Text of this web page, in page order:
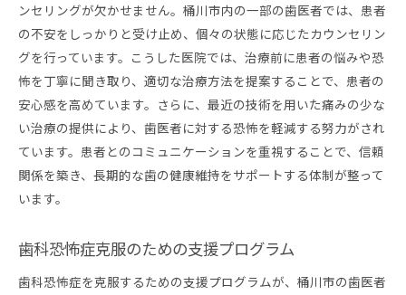
ンセリングが欠かせません。桶川市内の一部の歯医者では、患者
の不安をしっかりと受け止め、個々の状態に応じたカウンセリン
グを行っています。こうした医院では、治療前に患者の悩みや恐
怖を丁寧に聞き取り、適切な治療方法を提案することで、患者の
安心感を高めています。さらに、最近の技術を用いた痛みの少な
い治療の提供により、歯医者に対する恐怖を軽減する努力がされ
ています。患者とのコミュニケーションを重視することで、信頼
関係を築き、長期的な歯の健康維持をサポートする体制が整って
います。
歯科恐怖症克服のための支援プログラム
歯科恐怖症を克服するための支援プログラムが、桶川市の歯医者